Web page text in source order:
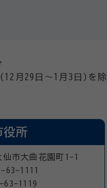
月29日～1月3日)を除
役所
市大曲花園町1-1
63-1111
63-1119